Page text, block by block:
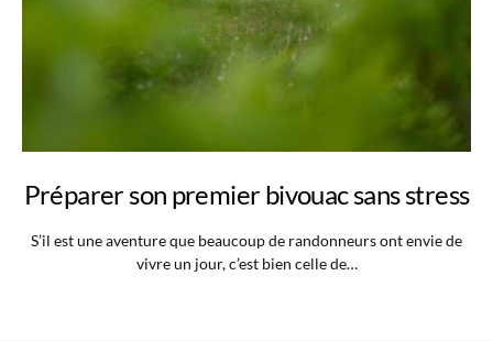
Préparer son premier bivouac sans stress
S’il est une aventure que beaucoup de randonneurs ont envie de
vivre un jour, c’est bien celle de…